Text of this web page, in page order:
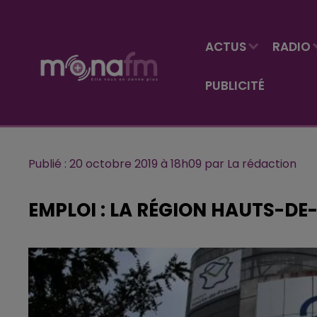
ACTUS RADIO
PUBLICITÉ
Publié : 20 octobre 2019 à 18h09 par La rédaction
EMPLOI : LA RÉGION HAUTS-